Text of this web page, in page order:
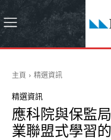
主頁 精選資訊
精選資訊
應科院與保監
業聯盟式學習